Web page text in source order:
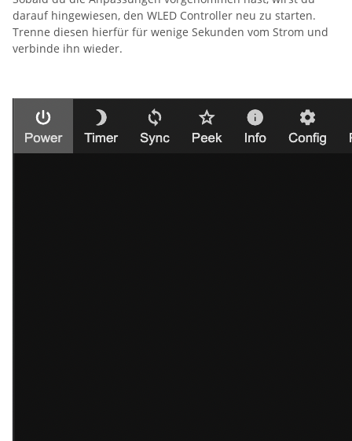
darauf hingewiesen, den WLED Controller neu zu starten.
Trenne diesen hierfür für wenige Sekunden vom Strom und
verbinde ihn wieder.